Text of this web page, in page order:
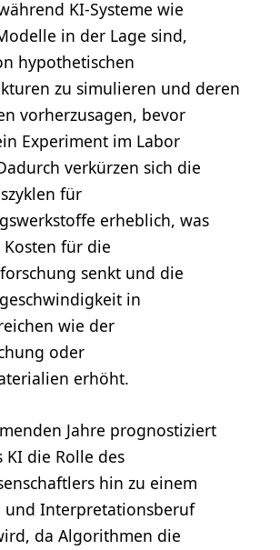
KI-Systeme wie
in der Lage sind,
hypothetischen
zu simulieren und deren
vorherzusagen, bevor
Experiment im Labor
verkürzen sich die
für
erheblich, was
für die
senkt und die
in
wie der
oder
erhöht.
Jahre prognostiziert
KI die Rolle des
hin zu einem
und Interpretationsberuf
da Algorithmen die